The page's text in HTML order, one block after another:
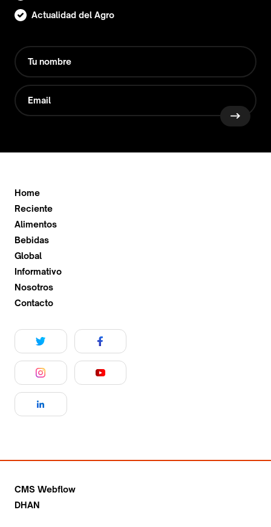
Actualidad del Agro
Home
Reciente
Alimentos
Bebidas
Global
Informativo
Nosotros
Contacto
CMS Webflow
DHAN